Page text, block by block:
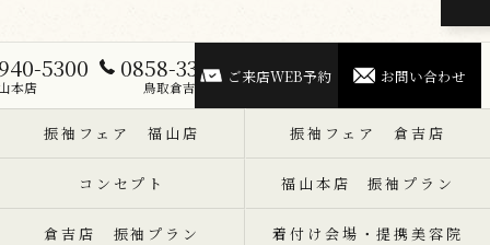
5300
本店
0858-33-5300
鳥取倉吉店
ご来店WEB予約 お問い合わせ
振袖フェア 福山店 振袖フェア 倉吉店
コンセプト 福山本店 振袖プラン
倉吉店 振袖プラン 着付け会場・提携美容院